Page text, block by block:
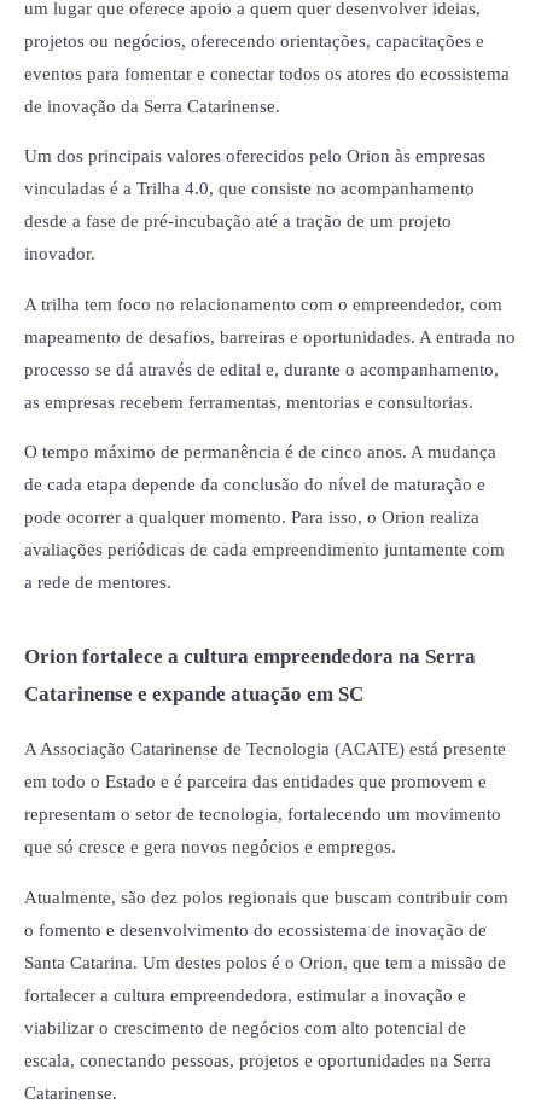
um lugar que oferece apoio a quem quer desenvolver ideias,
projetos ou negócios, oferecendo orientações, capacitações e
eventos para fomentar e conectar todos os atores do ecossistema
de inovação da Serra Catarinense.
Um dos principais valores oferecidos pelo Orion às empresas
vinculadas é a Trilha 4.0, que consiste no acompanhamento
desde a fase de pré-incubação até a tração de um projeto
inovador.
A trilha tem foco no relacionamento com o empreendedor, com
mapeamento de desafios, barreiras e oportunidades. A entrada no
processo se dá através de edital e, durante o acompanhamento,
as empresas recebem ferramentas, mentorias e consultorias.
O tempo máximo de permanência é de cinco anos. A mudança
de cada etapa depende da conclusão do nível de maturação e
pode ocorrer a qualquer momento. Para isso, o Orion realiza
avaliações periódicas de cada empreendimento juntamente com
a rede de mentores.
Orion fortalece a cultura empreendedora na Serra
Catarinense e expande atuação em SC
A Associação Catarinense de Tecnologia (ACATE) está presente
em todo o Estado e é parceira das entidades que promovem e
representam o setor de tecnologia, fortalecendo um movimento
que só cresce e gera novos negócios e empregos.
Atualmente, são dez polos regionais que buscam contribuir com
o fomento e desenvolvimento do ecossistema de inovação de
Santa Catarina. Um destes polos é o Orion, que tem a missão de
fortalecer a cultura empreendedora, estimular a inovação e
viabilizar o crescimento de negócios com alto potencial de
escala, conectando pessoas, projetos e oportunidades na Serra
Catarinense.